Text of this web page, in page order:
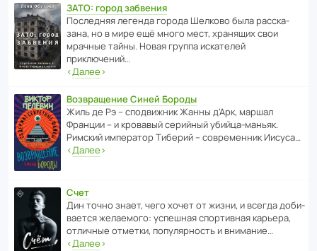
ЗАТО: город забвения
После­дняя легенда города Шелково была расска­
зана, но в мире ещё много мест, хранящих свои
мрачные тайны. Новая группа иска­телей
приключений…
‹Далее›
Возвращение Синей Бороды
Жиль де Рэ – спод­ви­жник Жанны д’Арк, маршал
Франции – и кровавый серийный убийца-маньяк.
Римский импе­ратор Тиберий – совре­менник Иисуса…
‹Далее›
Счет
Дин точно знает, чего хочет от жизни, и всегда доби­
ва­ется жела­е­мого: успе­шная спор­ти­вная карьера,
отли­чные отметки, попу­ля­р­ность и внимание…
‹Далее›